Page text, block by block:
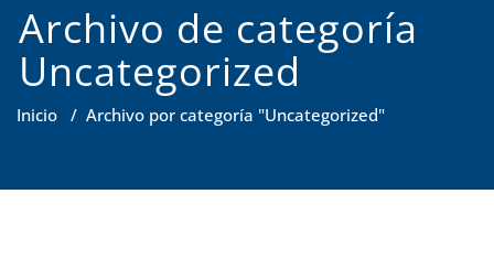
Archivo de categoría
Uncategorized
Inicio / Archivo por categoría "Uncategorized"